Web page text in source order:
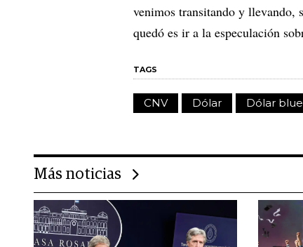
venimos transitando y
quedó es ir a la especulación
TAGS
CNV Dólar Dólar blue
Más noticias